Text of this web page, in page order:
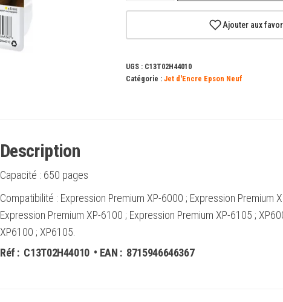
jaune
d'encre
Ajouter aux
UGS : C13T02H44010
Catégorie : Jet d'Encre Epson Neuf
Description
Capacité : 650 pages
Compatibilité : Expression Premium XP-6000 ; Expression Premium
Expression Premium XP-6100 ; Expression Premium XP-6105 ;
XP6100 ; XP6105.
Réf : C13T02H44010 • EAN : 8715946646367